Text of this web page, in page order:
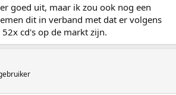
goed uit, maar ik zou ook nog een
dit in verband met dat er volgens
cd's op de markt zijn.